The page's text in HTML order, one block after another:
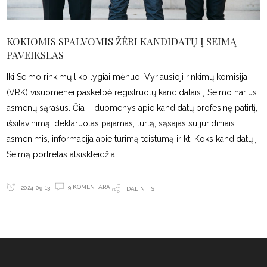
KOKIOMIS SPALVOMIS ŽĖRI KANDIDATŲ Į SEIMĄ
PAVEIKSLAS
Iki Seimo rinkimų liko lygiai mėnuo. Vyriausioji rinkimų komisija
(VRK) visuomenei paskelbė registruotų kandidatais į Seimo narius
asmenų sąrašus. Čia – duomenys apie kandidatų profesinę patirtį,
išsilavinimą, deklaruotas pajamas, turtą, sąsajas su juridiniais
asmenimis, informacija apie turimą teistumą ir kt. Koks kandidatų į
Seimą portretas atsiskleidžia
2024-09-13 9 KOMENTARAI DALINTIS